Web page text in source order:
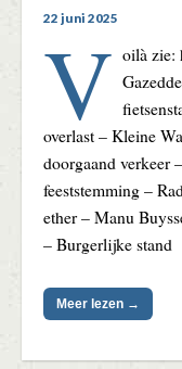
22 juni 2025
V oilà zie:
overlast – Kleine
doorgaand verkeer
feeststemming –
ether – Manu
– Burgerlijke stand
Meer lezen →